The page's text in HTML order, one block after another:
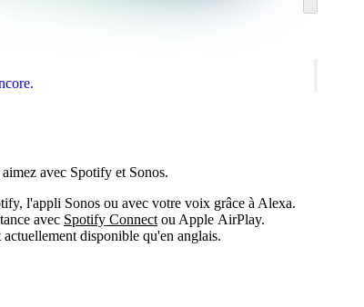
avec Spotify et Sonos.
l'appli Sonos ou avec votre voix grâce à Alexa.
avec Spotify Connect ou Apple AirPlay.
disponible qu'en anglais.